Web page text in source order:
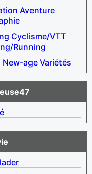
Aventure
Cyclisme/VTT
Running
New-age Variétés